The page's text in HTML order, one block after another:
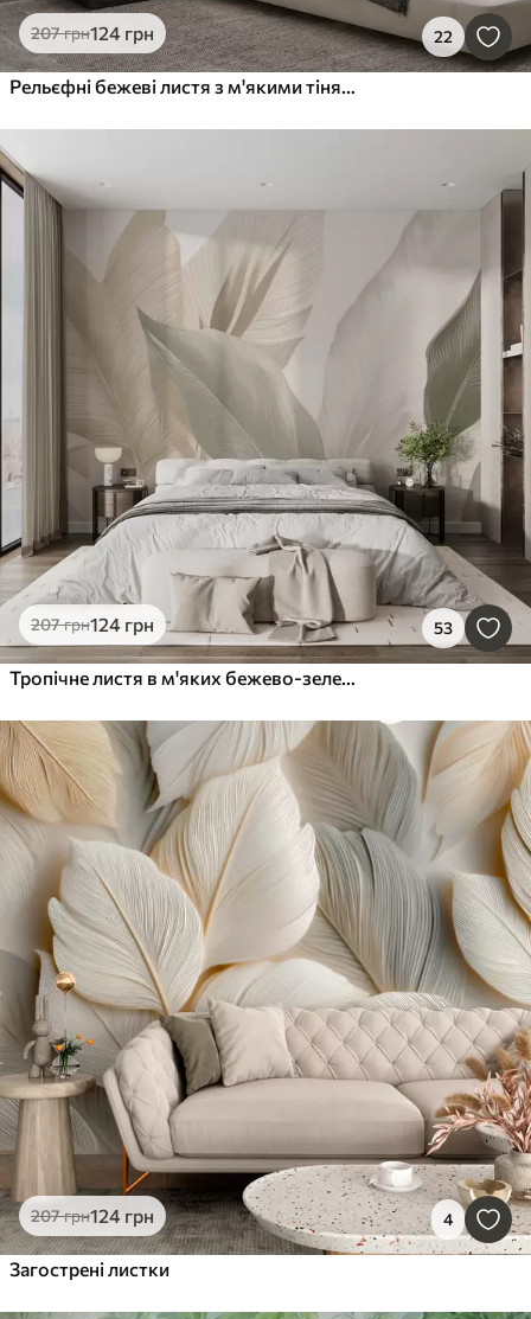
207грн124 грн 22
Рельєфні бежеві листя з м'якими тінями
207грн124 грн 53
Тропічне листя в м'яких бежево-зелених тонах, з акварельним ефектом і ніжними переходами кольорів
207грн124 грн 4
Загострені листки